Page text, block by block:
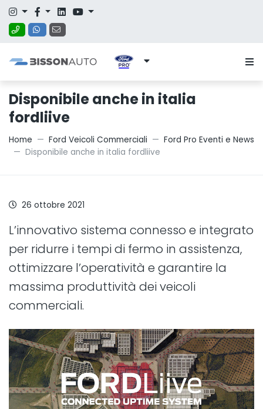
Disponibile anche in italia
fordliive
Home Ford Veicoli Commerciali
Ford Pro Eventi e News
Disponibile anche in italia fordliive
26 ottobre 2021
L’innovativo sistema connesso e integrato
per ridurre i tempi di fermo in assistenza,
ottimizzare l’operatività e garantire la
massima produttività dei veicoli
commerciali.